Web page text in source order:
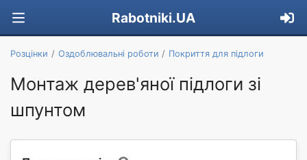
Rabotniki.UA
Розцінки Оздоблювальні роботи Покриття для підлоги
Монтаж дерев'яної підлоги зі
шпунтом